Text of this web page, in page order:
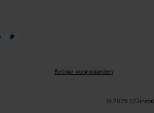
Retour voorwaarden
© 2026